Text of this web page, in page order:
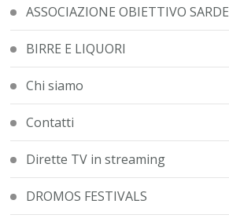
ASSOCIAZIONE OBIETTIVO
BIRRE E LIQUORI
Chi siamo
Contatti
Dirette TV in streaming
DROMOS FESTIVALS